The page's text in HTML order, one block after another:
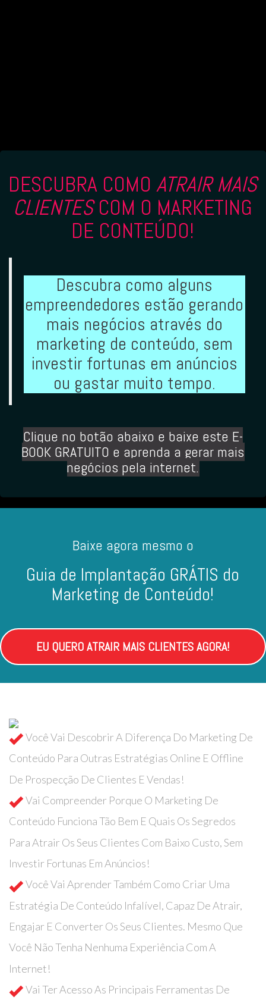
DESCUBRA COMOATRAIR MAIS
CLIENTESCOM O MARKETING
DE CONTEÚDO!
Descubra como alguns
empreendedores estão gerando
mais negócios através do
marketing de conteúdo, sem
investir fortunas em anúncios
ou gastar muito tempo.
Clique no botão abaixo e baixe este E-
BOOK GRATUITO e aprenda a gerar mais
negócios pela internet.
Baixe agora mesmo o
Guia de Implantação GRÁTIS do
Marketing de Conteúdo!
EU QUERO ATRAIR MAIS CLIENTES AGORA!
Você Vai Descobrir A Diferença Do Marketing De
Conteúdo Para Outras Estratégias Online E Offline
De Prospecção De Clientes E Vendas!
Vai Compreender Porque O Marketing De
Conteúdo Funciona Tão Bem E Quais Os Segredos
Para Atrair Os Seus Clientes Com Baixo Custo, Sem
Investir Fortunas Em Anúncios!
Você Vai Aprender Também Como Criar Uma
Estratégia De Conteúdo Infalível, Capaz De Atrair,
Engajar E Converter Os Seus Clientes. Mesmo Que
Você Não Tenha Nenhuma Experiência Com A
Internet!
Vai Ter Acesso As Principais Ferramentas De